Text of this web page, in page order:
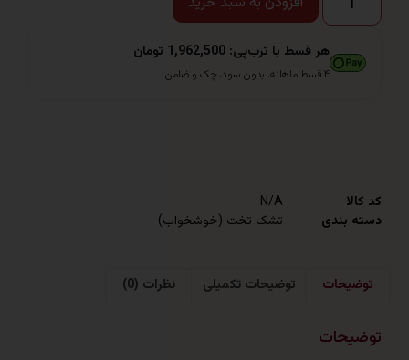
هر قسط با ترب‌پی: 1,962,500 تومان
تشک تخت (خوشخواب)
توضیحات تکمیلی نظرات (0)